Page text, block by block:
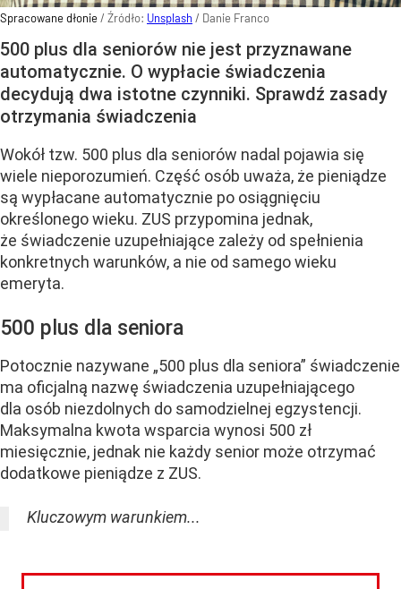
Spracowane dłonie/ Źródło: Unsplash / Danie Franco
500 plus dla seniorów nie jest przyznawane
automatycznie. O wypłacie świadczenia
decydują dwa istotne czynniki. Sprawdź zasady
otrzymania świadczenia
Wokół tzw. 500 plus dla seniorów nadal pojawia się
wiele nieporozumień. Część osób uważa, że pieniądze
są wypłacane automatycznie po osiągnięciu
określonego wieku. ZUS przypomina jednak,
że świadczenie uzupełniające zależy od spełnienia
konkretnych warunków, a nie od samego wieku
emeryta.
500 plus dla seniora
Potocznie nazywane „500 plus dla seniora” świadczenie
ma oficjalną nazwę świadczenia uzupełniającego
dla osób niezdolnych do samodzielnej egzystencji.
Maksymalna kwota wsparcia wynosi 500 zł
miesięcznie, jednak nie każdy senior może otrzymać
dodatkowe pieniądze z ZUS.
Kluczowym warunkiem...